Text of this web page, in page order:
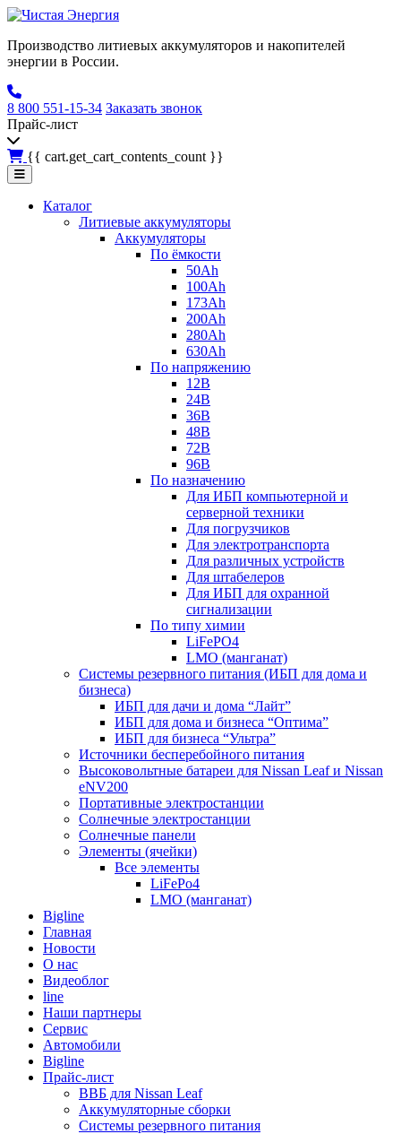
Производство литиевых аккумуляторов и накопителей
энергии в России.
8 800 551-15-34 Заказать звонок
Прайс-лист
{{ cart.get_cart_contents_count }}
Каталог
Литиевые аккумуляторы
Аккумуляторы
По ёмкости
50Ah
100Ah
173Ah
200Ah
280Ah
630Ah
По напряжению
12В
24В
36В
48В
72В
96В
По назначению
Для ИБП компьютерной и
серверной техники
Для погрузчиков
Для электротранспорта
Для различных устройств
Для штабелеров
Для ИБП для охранной
сигнализации
По типу химии
LiFePO4
LMO (манганат)
Системы резервного питания (ИБП для дома и
бизнеса)
ИБП для дачи и дома “Лайт”
ИБП для дома и бизнеса “Оптима”
ИБП для бизнеса “Ультра”
Источники бесперебойного питания
Высоковольтные батареи для Nissan Leaf и Nissan
eNV200
Портативные электростанции
Солнечные электростанции
Солнечные панели
Элементы (ячейки)
Все элементы
LiFePo4
LMO (манганат)
Bigline
Главная
Новости
О нас
Видеоблог
line
Наши партнеры
Сервис
Автомобили
Bigline
Прайс-лист
ВВБ для Nissan Leaf
Аккумуляторные сборки
Системы резервного питания